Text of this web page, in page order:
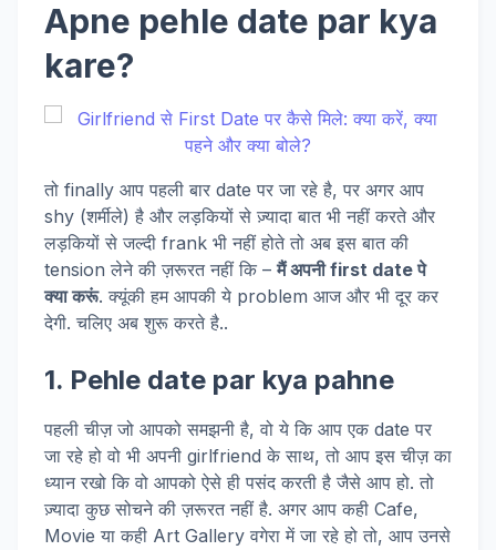
Apne pehle date par kya
kare?
तो finally आप पहली बार date पर जा रहे है, पर अगर आप
shy (शर्मीले) है और लड़कियों से ज़्यादा बात भी नहीं करते और
लड़कियों से जल्दी frank भी नहीं होते तो अब इस बात की
tension लेने की ज़रूरत नहीं कि –मैं अपनी first date पे
क्या करूं. क्यूंकी हम आपकी ये problem आज और भी दूर कर
देगी. चलिए अब शुरू करते है..
1. Pehle date par kya pahne
पहली चीज़ जो आपको समझनी है, वो ये कि आप एक date पर
जा रहे हो वो भी अपनी girlfriend के साथ, तो आप इस चीज़ का
ध्यान रखो कि वो आपको ऐसे ही पसंद करती है जैसे आप हो. तो
ज़्यादा कुछ सोचने की ज़रूरत नहीं है. अगर आप कही Cafe,
Movie या कही Art Gallery वगेरा में जा रहे हो तो, आप उनसे